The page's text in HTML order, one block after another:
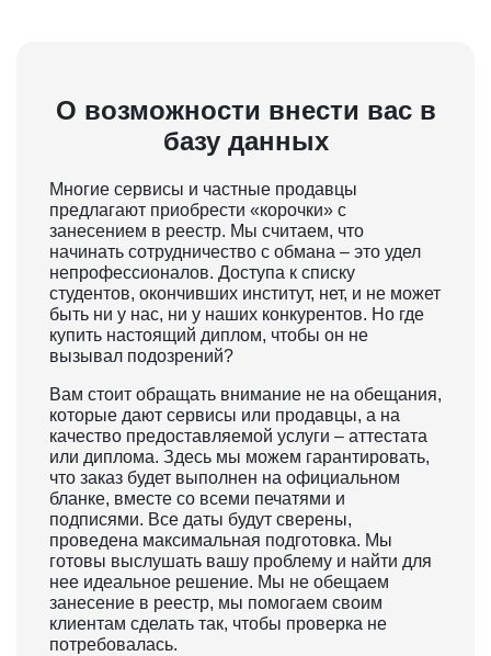
О возможности внести вас в
базу данных
Многие сервисы и частные продавцы
предлагают приобрести «корочки» с
занесением в реестр. Мы считаем, что
начинать сотрудничество с обмана – это удел
непрофессионалов. Доступа к списку
студентов, окончивших институт, нет, и не может
быть ни у нас, ни у наших конкурентов. Но где
купить настоящий диплом, чтобы он не
вызывал подозрений?
Вам стоит обращать внимание не на обещания,
которые дают сервисы или продавцы, а на
качество предоставляемой услуги – аттестата
или диплома. Здесь мы можем гарантировать,
что заказ будет выполнен на официальном
бланке, вместе со всеми печатями и
подписями. Все даты будут сверены,
проведена максимальная подготовка. Мы
готовы выслушать вашу проблему и найти для
нее идеальное решение. Мы не обещаем
занесение в реестр, мы помогаем своим
клиентам сделать так, чтобы проверка не
потребовалась.